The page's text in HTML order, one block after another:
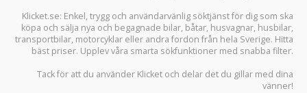
Klicket.se: Enkel, trygg och användarvänlig söktjänst för dig som ska
köpa och sälja nya och begagnade bilar, båtar, husvagnar, husbilar,
transportbilar, motorcyklar eller andra fordon från hela Sverige. Hitta
bäst priser. Upplev våra smarta sökfunktioner med snabba filter.
Tack för att du använder Klicket och delar det du gillar med dina
vänner!